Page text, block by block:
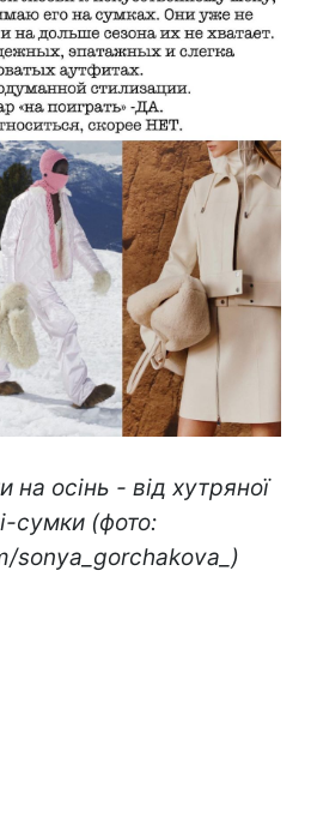
на осінь - від хутряної
сумки (фото:
sonya_gorchakova_)